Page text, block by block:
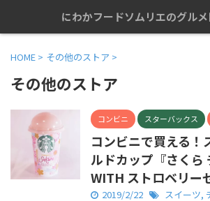
にわかフードソムリエのグル
HOME > その他のストア >
その他のストア
コンビニ スターバックス
コンビニで買える！
ルドカップ『さくら
WITH ストロベリー
2019/2/22 スイーツ,